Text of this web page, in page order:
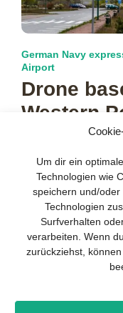
Um dir ein
Technologien wie
speichern und/
Technologien
Surfverhalten
verarbeiten. Wenn
zurückziehst,
German Navy
Airport
Drone
Western
It was supposed to
Parchimmore…
Imprint Privacy
Your